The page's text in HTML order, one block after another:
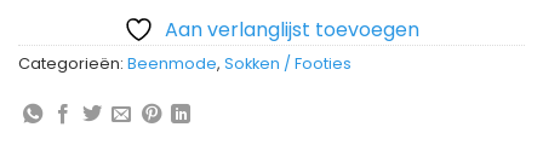
Aan verlanglijst toevoegen
Categorieën: Beenmode, Sokken / Footies